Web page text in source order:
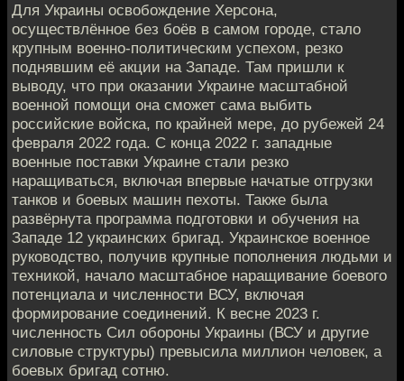
Для Украины освобождение Херсона,
осуществлённое без боёв в самом городе, стало
крупным военно-политическим успехом, резко
поднявшим её акции на Западе. Там пришли к
выводу, что при оказании Украине масштабной
военной помощи она сможет сама выбить
российские войска, по крайней мере, до рубежей 24
февраля 2022 года. С конца 2022 г. западные
военные поставки Украине стали резко
наращиваться, включая впервые начатые отгрузки
танков и боевых машин пехоты. Также была
развёрнута программа подготовки и обучения на
Западе 12 украинских бригад. Украинское военное
руководство, получив крупные пополнения людьми и
техникой, начало масштабное наращивание боевого
потенциала и численности ВСУ, включая
формирование соединений. К весне 2023 г.
численность Сил обороны Украины (ВСУ и другие
силовые структуры) превысила миллион человек, а
боевых бригад сотню.